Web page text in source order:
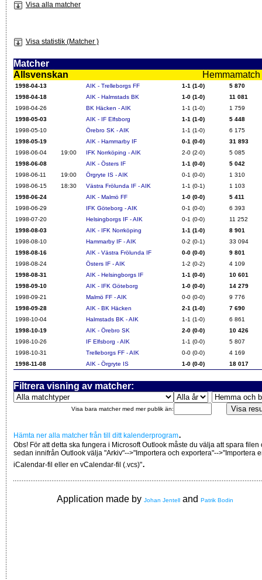
Visa alla matcher
Visa statistik (Matcher )
Matcher
Allsvenskan
1998-04-13 AIK - Trelleborgs FF 1-1 (1-0)
5 870
1998-04-18
AIK - Halmstads BK 1-0 (1-0)
11 081
1998-04-26
BK Häcken - AIK 1-1 (1-0)
1 759
1998-05-03
AIK - IF Elfsborg 1-1 (1-0)
5 448
1998-05-10
Örebro SK - AIK 1-1 (1-0)
6 175
1998-05-19
AIK - Hammarby IF 0-1 (0-0)
31 893
1998-06-04
19:00 IFK Norrköping - AIK 2-0 (2-0)
5 085
1998-06-08
AIK - Östers IF 1-1 (0-0)
5 042
1998-06-11
19:00 Örgryte IS - AIK 0-1 (0-0)
1 310
1998-06-15
18:30 Västra Frölunda IF - AIK 1-1 (0-1)
1 103
1998-06-24
AIK - Malmö FF 1-0 (0-0)
5 411
1998-06-29
IFK Göteborg - AIK 0-1 (0-0)
6 393
1998-07-20
Helsingborgs IF - AIK 0-1 (0-0)
11 252
1998-08-03
AIK - IFK Norrköping 1-1 (1-0)
8 901
1998-08-10
Hammarby IF - AIK 0-2 (0-1)
33 094
1998-08-16
AIK - Västra Frölunda IF 0-0 (0-0)
9 801
1998-08-24
Östers IF - AIK 1-2 (0-2)
4 109
1998-08-31
AIK - Helsingborgs IF 1-1 (0-0)
10 601
1998-09-10
AIK - IFK Göteborg 1-0 (0-0)
14 279
1998-09-21
Malmö FF - AIK 0-0 (0-0)
9 776
1998-09-28
AIK - BK Häcken 2-1 (1-0)
7 690
1998-10-04
Halmstads BK - AIK 1-1 (1-0)
6 861
1998-10-19
AIK - Örebro SK 2-0 (0-0)
10 426
1998-10-26
IF Elfsborg - AIK 1-1 (0-0)
5 807
1998-10-31
Trelleborgs FF - AIK 0-0 (0-0)
4 169
1998-11-08
AIK - Örgryte IS 1-0 (0-0) 18 017
Filtrera visning av matcher:
Visa bara matcher med mer publik än:
Hämta ner alla matcher från till ditt kalenderprogram.
Obs! För att detta ska fungera i Microsoft Outlook måste du välja att spara filen
sedan innifrån Outlook välja "Arkiv"-->"Importera och exportera"-->"Importera
iCalendar-fil eller en vCalendar-fil (.vcs)".
Application made by Johan Jentell and Patrik Bodin